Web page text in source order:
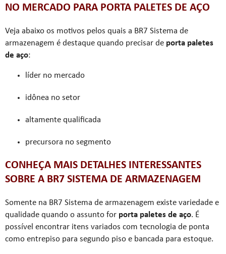
NO MERCADO PARA PORTA PALETES DE AÇO
Veja abaixo os motivos pelos quais a BR7 Sistema de
armazenagem é destaque quando precisar de porta paletes
de aço:
líder no mercado
idônea no setor
altamente qualificada
precursora no segmento
CONHEÇA MAIS DETALHES INTERESSANTES
SOBRE A BR7 SISTEMA DE ARMAZENAGEM
Somente na BR7 Sistema de armazenagem existe variedade e
qualidade quando o assunto for porta paletes de aço. É
possível encontrar itens variados com tecnologia de ponta
como entrepiso para segundo piso e bancada para estoque.